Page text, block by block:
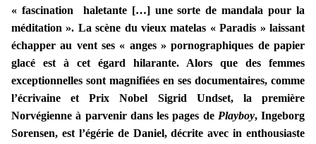
« fascination haletante […] une sorte de mandala pour la
méditation ». La scène du vieux matelas « Paradis » laissant
échapper au vent ses « anges » pornographiques de papier
glacé est à cet égard hilarante. Alors que des femmes
exceptionnelles sont magnifiées en ses documentaires, comme
l’écrivaine et Prix Nobel Sigrid Undset, la première
Norvégienne à parvenir dans les pages de Playboy, Ingeborg
Sorensen, est l’égérie de Daniel, décrite avec in enthousiaste